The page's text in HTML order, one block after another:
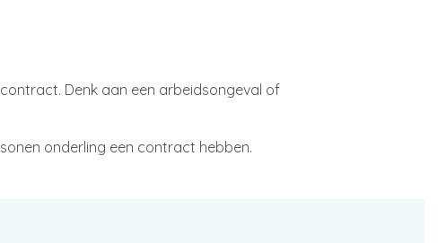
Denk aan een arbeidsongeval of
onderling een contract hebben.